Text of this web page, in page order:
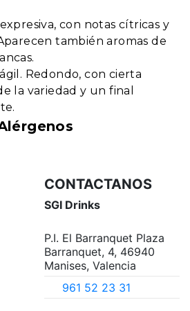
con notas cítricas y
también aromas de
Redondo, con cierta
la variedad y un final
CONTACTANOS
SGI Drinks
P.I. El Barranquet Plaza
Barranquet, 4, 46940
Manises, Valencia
961 52 23 31